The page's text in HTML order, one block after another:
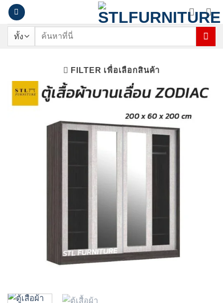
ข้าม
เนื้อหา
ค้นหา:
FILTER เพื่อเลือกสินค้า